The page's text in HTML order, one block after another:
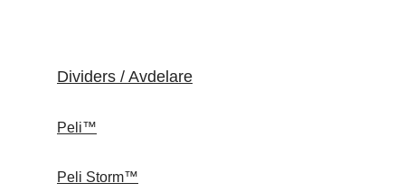
Dividers / Avdelare
Peli™
Peli Storm™